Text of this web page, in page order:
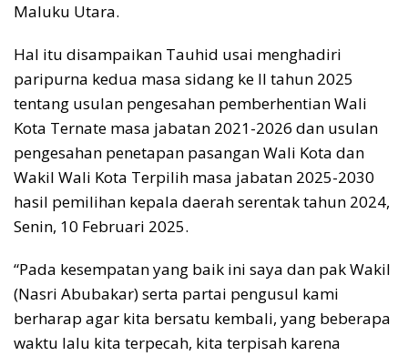
Maluku Utara.
Hal itu disampaikan Tauhid usai menghadiri
paripurna kedua masa sidang ke II tahun 2025
tentang usulan pengesahan pemberhentian Wali
Kota Ternate masa jabatan 2021-2026 dan usulan
pengesahan penetapan pasangan Wali Kota dan
Wakil Wali Kota Terpilih masa jabatan 2025-2030
hasil pemilihan kepala daerah serentak tahun 2024,
Senin, 10 Februari 2025.
“Pada kesempatan yang baik ini saya dan pak Wakil
(Nasri Abubakar) serta partai pengusul kami
berharap agar kita bersatu kembali, yang beberapa
waktu lalu kita terpecah, kita terpisah karena